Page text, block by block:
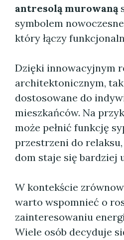
antresolą murowaną
symbolem
który łączy
Dzięki innowacyjnym
architektonicznym,
dostosowane do
mieszkańców. Na
może pełnić funkcję
przestrzeni do
dom staje się bardziej
W kontekście
warto wspomnieć o
zainteresowaniu
Wiele osób decyduje